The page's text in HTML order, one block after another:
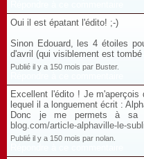
Oui il est épatant l'édito! ;-)
Sinon Edouard, les 4 étoiles
d'avril (qui visiblement est tombé
Publié il y a 150 mois par Buster.
Excellent l'édito ! Je
lequel il a longuement écrit :
Donc je me permets à
blog.com/article-alphaville-le-
Publié il y a 150 mois par nolan.